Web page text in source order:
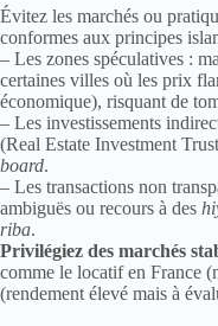
Évitez les marchés ou
conformes aux principes
– Les zones spéculatives :
certaines villes où les prix
économique), risquant de
– Les investissements
(Real Estate Investment
board.
– Les transactions non
ambiguës ou recours à des
riba.
Privilégiez des marchés
comme le locatif en France
(rendement élevé mais à